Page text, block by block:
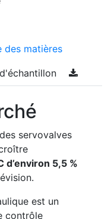
des matières
servovalves
d’environ 5,5 %
est un
contrôle